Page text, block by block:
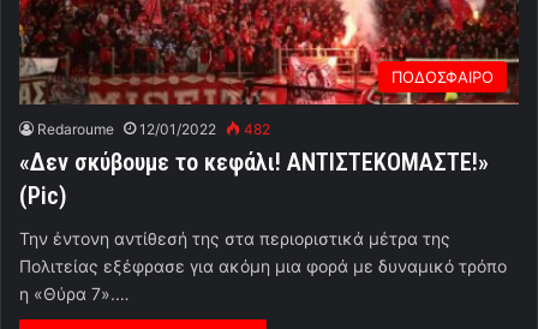
ΠΟΔΟΣΦΑΙΡΟ
Redaroume 12/01/2022 482
«Δεν σκύβουμε το κεφάλι! ΑΝΤΙΣΤΕΚΟΜΑΣΤΕ!»
(Pic)
Την έντονη αντίθεσή της στα περιοριστικά μέτρα της
Πολιτείας εξέφρασε για ακόμη μια φορά με δυναμικό τρόπο
η «Θύρα 7».…